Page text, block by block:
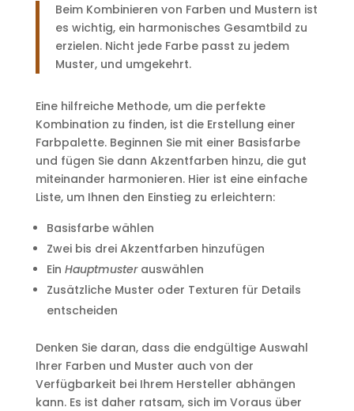
Beim Kombinieren von Farben und Mustern ist
es wichtig, ein harmonisches Gesamtbild zu
erzielen. Nicht jede Farbe passt zu jedem
Muster, und umgekehrt.
Eine hilfreiche Methode, um die perfekte
Kombination zu finden, ist die Erstellung einer
Farbpalette. Beginnen Sie mit einer Basisfarbe
und fügen Sie dann Akzentfarben hinzu, die gut
miteinander harmonieren. Hier ist eine einfache
Liste, um Ihnen den Einstieg zu erleichtern:
Basisfarbe wählen
Zwei bis drei Akzentfarben hinzufügen
Ein Hauptmusterauswählen
Zusätzliche Muster oder Texturen für Details
entscheiden
Denken Sie daran, dass die endgültige Auswahl
Ihrer Farben und Muster auch von der
Verfügbarkeit bei Ihrem Hersteller abhängen
kann. Es ist daher ratsam, sich im Voraus über